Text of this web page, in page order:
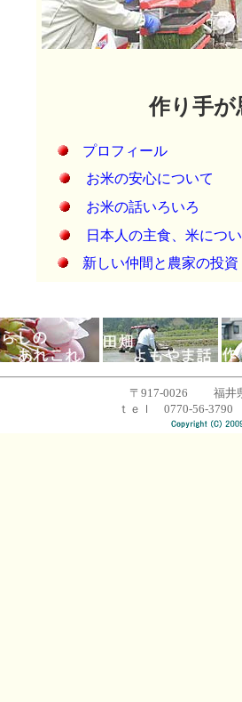
作り手が
プロフィール
お米の安心について
お米の話いろいろ
日本人の主食、米につ
新しい仲間と農家の投資
〒917-0026 福井
ｔｅｌ 0770-56-